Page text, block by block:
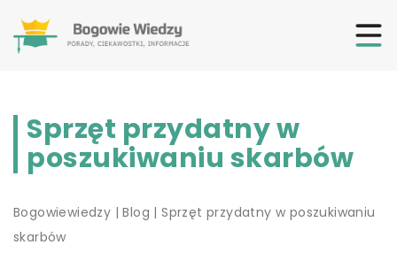
Sprzęt przydatny w
poszukiwaniu skarbów
Bogowiewiedzy |Blog |Sprzęt przydatny w poszukiwaniu
skarbów